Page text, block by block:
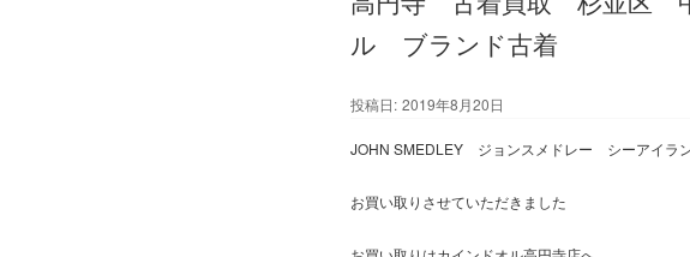
ル ブランド古着
投稿日: 2019年8月20日
JOHN SMEDLEY ジョンスメドレー シーアイラ
お買い取りさせていただきました